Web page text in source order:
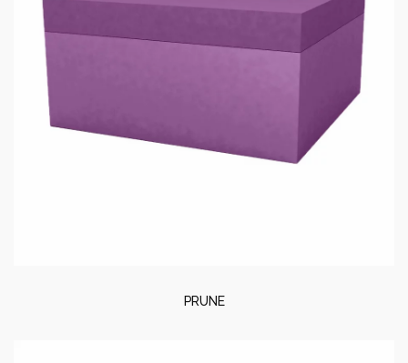
PRUNE